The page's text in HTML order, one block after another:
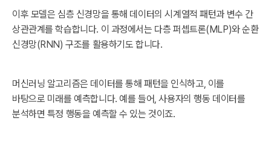
이후 모델은 심층 신경망을 통해 데이터의 시계열적 패턴과 변수 간
상관관계를 학습합니다. 이 과정에서는 다층 퍼셉트론(MLP)와 순환
신경망(RNN) 구조를 활용하기도 합니다.
머신러닝 알고리즘은 데이터를 통해 패턴을 인식하고, 이를
바탕으로 미래를 예측합니다. 예를 들어, 사용자의 행동 데이터를
분석하면 특정 행동을 예측할 수 있는 것이죠.